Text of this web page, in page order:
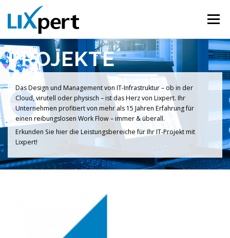
Direkt zum Inhalt
Menü
PROJEKTE SUPPORT CLOUD KONTAKT
PROJEKTE
Das Design und Management von IT-Infrastruktur – ob in der
Cloud, virutell oder physisch – ist das Herz von Lixpert. Ihr
Unternehmen profitiert von mehr als 15 Jahren Erfahrung für
einen reibungslosen Work Flow – immer & überall.
Erkunden Sie hier die Leistungsbereiche für Ihr IT-Projekt mit
Lixpert!